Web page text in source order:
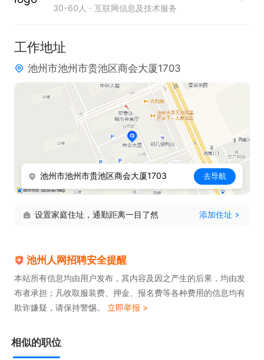
30-60人 互联网信息及技术服务
工作地址
池州市池州市贵池区商会大厦1703
池州市池州市贵池区商会大厦1703 去导航
设置家庭住址，通勤距离一目了然 添加住址
池州人网招聘安全提醒
本站所有信息均由用户发布，其内容及因之产生的后果，均由发
布者承担；凡收取服装费、押金、报名费等各种费用的信息均有
欺诈嫌疑，请保持警惕。 立即举报 >
相似的职位